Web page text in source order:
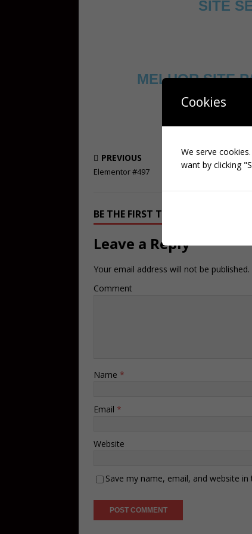
SITE
MELHOR SITE
PREVIOUS
Elementor #497
BE THE FIRST TO COMMENT
Leave a Reply
Your email address will not be published.
Comment
Name *
Email *
Website
Save my name, email, and website
Cookies
We serve
want by clicking